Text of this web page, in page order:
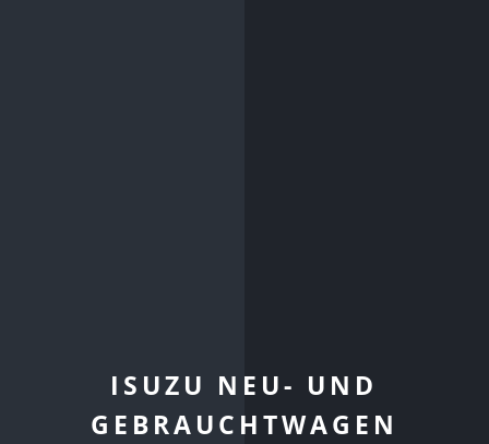
ISUZU NEU- UND
GEBRAUCHTWAGEN